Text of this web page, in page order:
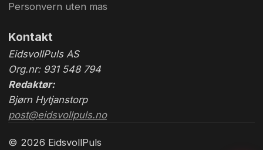
Personvern uten mas
Kontakt
EidsvollPuls AS
Org.nr: 931 548 794
Redaktør:
Bjørn Hytjanstorp
post@eidsvollpuls.no
© 2026 EidsvollPuls